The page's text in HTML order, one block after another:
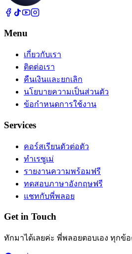
Menu
เกี่ยวกับเรา
ติดต่อเรา
คืนเงินและยกเลิก
นโยบายความเป็นส่วนตัว
ข้อกำหนดการใช้งาน
Services
คอร์สเรียนตัวต่อตัว
ทำเรซูเม่
รายงานความพร้อมฟรี
ทดสอบภาษาอังกฤษฟรี
แชทกับพี่พลอย
Get in Touch
ทักมาได้เลยค่ะ พี่พลอยตอบเอง ทุกข้